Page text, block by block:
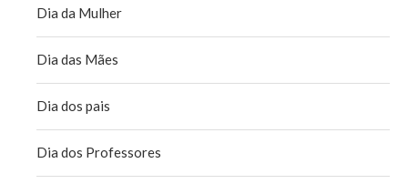
Dia da Mulher
Dia das Mães
Dia dos pais
Dia dos Professores